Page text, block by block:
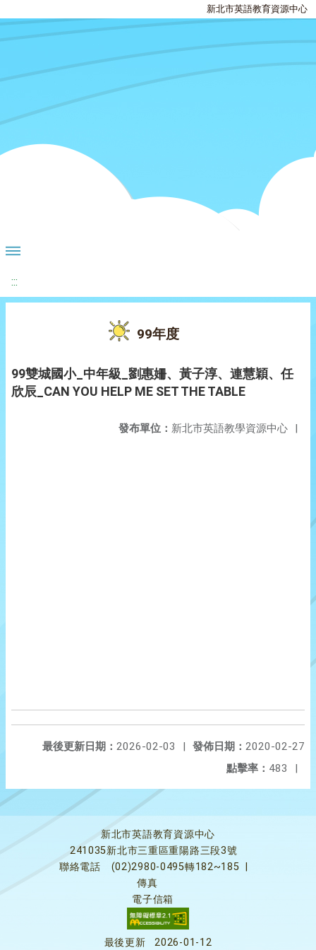
新北市英語教育資源中心
:::
99年度
99雙城國小_中年級_劉惠姍、黃子淳、連慧穎、任
欣辰_CAN YOU HELP ME SET THE TABLE
發布單位： 新北市英語教學資源中心 |
發佈日期： 2020-02-27
最後更新日期： 2026-02-03
|
點擊率： 483 |
新北市英語教育資源中心
241035新北市三重區重陽路三段3號
聯絡電話
(02)2980-0495轉182~185
傳真
電子信箱
最後更新 2026-01-12